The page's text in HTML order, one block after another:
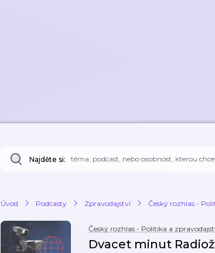
Najděte si:
Úvod Podcasty Zpravodajství Český rozhlas -
Český rozhlas - Politika a
Dvacet minut